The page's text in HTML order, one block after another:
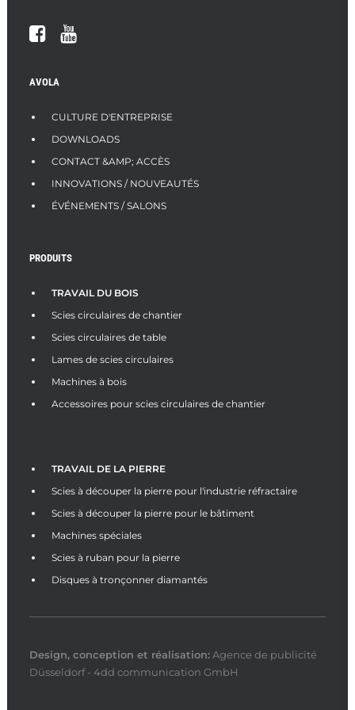
AVOLA
CULTURE D'ENTREPRISE
DOWNLOADS
CONTACT &AMP; ACCÈS
INNOVATIONS / NOUVEAUTÉS
ÉVÉNEMENTS / SALONS
PRODUITS
TRAVAIL DU BOIS
Scies circulaires de chantier
Scies circulaires de table
Lames de scies circulaires
Machines à bois
Accessoires pour scies circulaires de chantier
TRAVAIL DE LA PIERRE
Scies à découper la pierre pour l'industrie réfractaire
Scies à découper la pierre pour le bâtiment
Machines spéciales
Scies à ruban pour la pierre
Disques à tronçonner diamantés
Design, conception et réalisation: Agence de publicité
Düsseldorf - 4dd communication GmbH